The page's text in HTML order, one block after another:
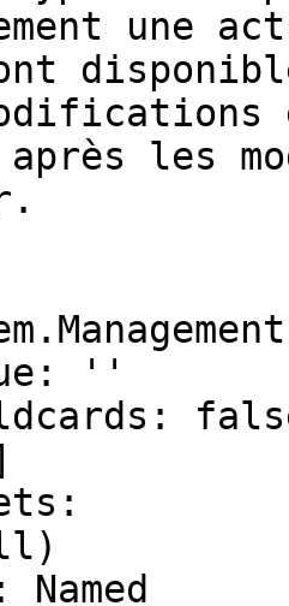
une
après les
''